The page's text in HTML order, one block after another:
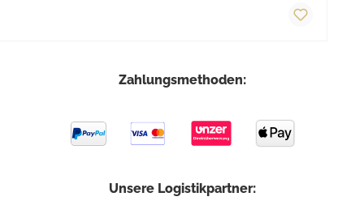
Zahlungsmethoden:
Unsere Logistikpartner: